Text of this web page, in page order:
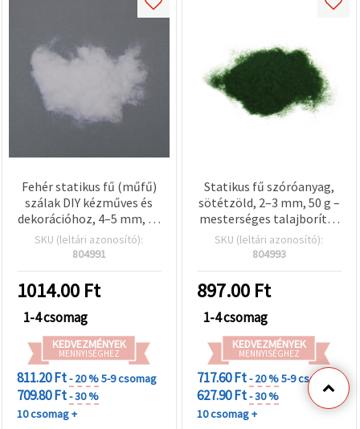
Fehér statikus fű (műfű)
szálak DIY kézműves és
dekorációhoz, 4–5 mm, 50
g
SKU (leltári azonosító):
804991
1014.00 Ft
1-4 csomag
KEDVEZMÉNYEK
MENNYISÉGHEZ
811.20 Ft- 20 %5-9 csomag
709.80 Ft- 30 %
10 csomag +
Statikus fű szóróanyag,
sötétzöld, 2–3 mm, 50 g –
mesterséges talajborítás
modellvasúthoz és
diorámához
SKU (leltári azonosító):
804993
897.00 Ft
1-4 csomag
KEDVEZMÉNYEK
MENNYISÉGHEZ
717.60 Ft- 20 %5-9 csomag
627.90 Ft- 30 %
10 csomag +